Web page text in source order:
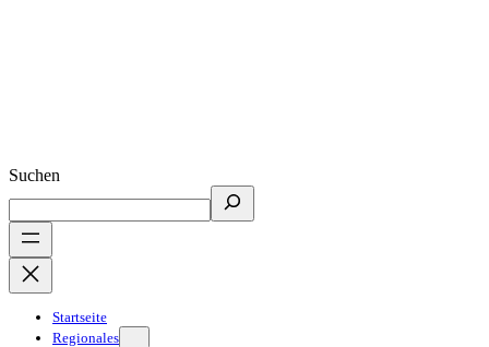
Suchen
Startseite
Regionales